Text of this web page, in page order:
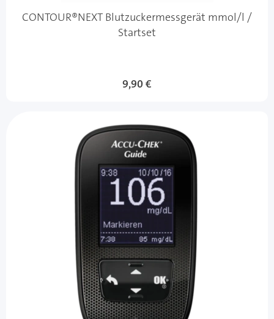
CONTOUR®NEXT Blutzuckermessgerät mmol/l /
Startset
9,90 €